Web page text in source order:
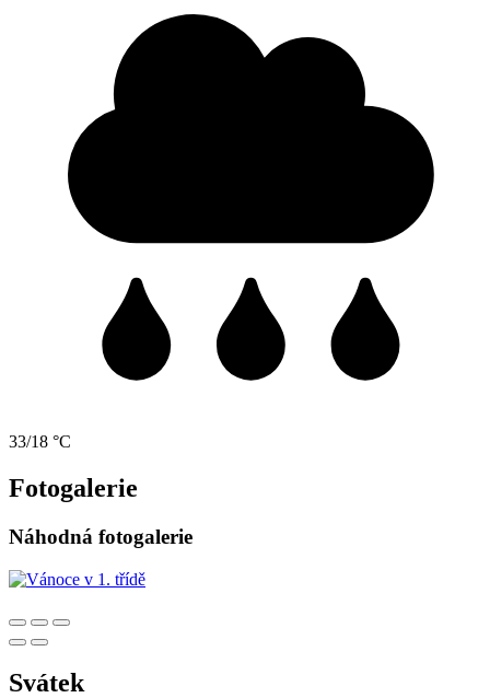
33/18 °C
Fotogalerie
Náhodná fotogalerie
Svátek